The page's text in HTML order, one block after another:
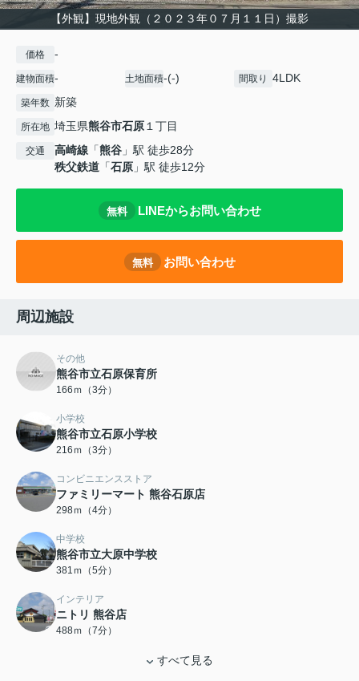
【外観】現地外観（２０２３年０７月１１日）撮影
価格 -
建物面積- 土地面積-(-) 間取り 4LDK
築年数 新築
所在地 埼玉県熊谷市石原１丁目
交通 高崎線 「熊谷 」駅 徒歩28分
秩父鉄道 「石原 」駅 徒歩12分
無料 LINEからお問い合わせ
無料 お問い合わせ
周辺施設
その他
熊谷市立石原保育所
166ｍ（3分）
小学校
熊谷市立石原小学校
216ｍ（3分）
コンビニエンスストア
ファミリーマート 熊谷石原店
298ｍ（4分）
中学校
熊谷市立大原中学校
381ｍ（5分）
インテリア
ニトリ 熊谷店
488ｍ（7分）
すべて見る